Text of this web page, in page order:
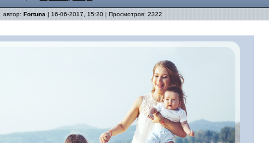
автор: Fortuna | 16-06-2017, 15:20 | Просмотров: 2322